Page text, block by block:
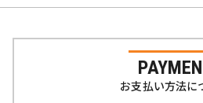
お支払い方法に